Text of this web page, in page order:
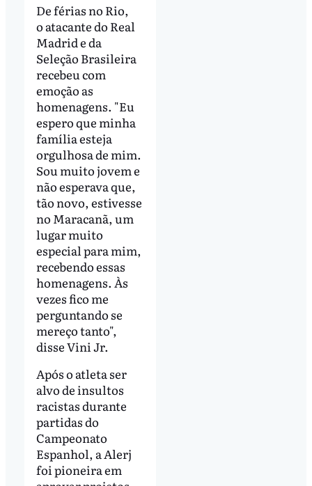
De férias no Rio,
o atacante do Real
Madrid e da
Seleção Brasileira
recebeu com
emoção as
homenagens. "Eu
espero que minha
família esteja
orgulhosa de mim.
Sou muito jovem e
não esperava que,
tão novo, estivesse
no Maracanã, um
lugar muito
especial para mim,
recebendo essas
homenagens. Às
vezes fico me
perguntando se
mereço tanto",
disse Vini Jr.
Após o atleta ser
alvo de insultos
racistas durante
partidas do
Campeonato
Espanhol, a Alerj
foi pioneira em